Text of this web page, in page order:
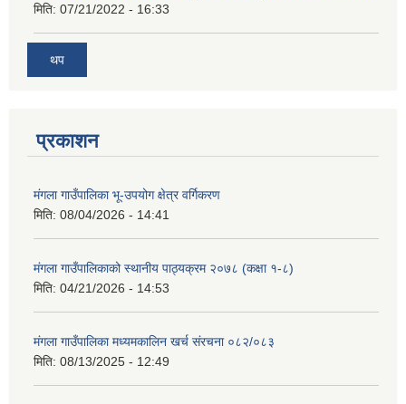
मिति: 07/21/2022 - 16:33
थप
प्रकाशन
मंगला गाउँपालिका भू-उपयोग क्षेत्र वर्गिकरण
मिति: 08/04/2026 - 14:41
मंगला गाउँपालिकाको स्थानीय पाठ्यक्रम २०७८ (कक्षा १-८)
मिति: 04/21/2026 - 14:53
मंगला गाउँपालिका मध्यमकालिन खर्च संरचना ०८२/०८३
मिति: 08/13/2025 - 12:49